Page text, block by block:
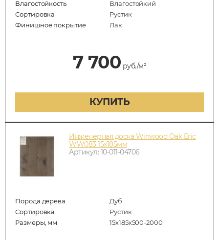
Влагостойкость
Влагостойкий
Сортировка
Рустик
Финишное покрытие
Лак
7 700 руб./м²
КУПИТЬ
Инженерная доска Winwood Oak Eric
WW083 15х185мм
Артикул: 10-011-04706
Порода дерева
Дуб
Сортировка
Рустик
Размеры, мм
15х185х500-2000